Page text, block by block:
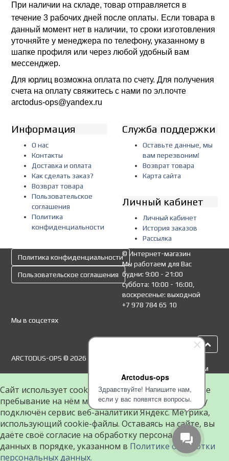
Arctodus-ops
Здравствуйте! Напишите нам,
если у вас появятся вопросы.
При наличии на складе, товар отправляется в
течение 3 рабочих дней после оплаты. Если товара в
данный момент нет в наличии, то сроки изготовления
уточняйте у менеджера по телефону, указанному в
шапке профиля или через любой удобный вам
мессенджер.
Для юрлиц возможна оплата по счету. Для получения
счета на оплату свяжитесь с нами по эл.почте
arctodus-ops@yandex.ru
Информация
О нас
Контакты
Доставка и оплата
Как сделать заказ?
Возврат товара
Пользовательское
соглашения
Политика
конфиденциальности
Служба поддержки
Оставьте данные, мы
вам перезвоним!
Возврат товара
Карта сайта
Личный кабинет
Личный кабинет
История заказов
Рассылка
Политика конфиденциальности
Пользовательское соглашения
© Интернет-магазин
Мы работаем для Вас
будни: 9:00 - 21:00
суббота: 10:00 - 16:00,
воскресенье: выходной
+7 978 784 65 10
Мы в соцсетях
ARCTODUS-OPS © 2026
К оплате принимаем
Сайт использует cookie-файлы, чтобы сделать ваше
пребывание на нём максимально удобным. К cайту
подключён сервис веб-аналитики Яндекс. Метрика,
использующий cookie-файлы. Оставаясь на сайте, вы
даёте своё согласие на обработку персональных
данных в порядке, указанном в Политике обработки
персональных данных.